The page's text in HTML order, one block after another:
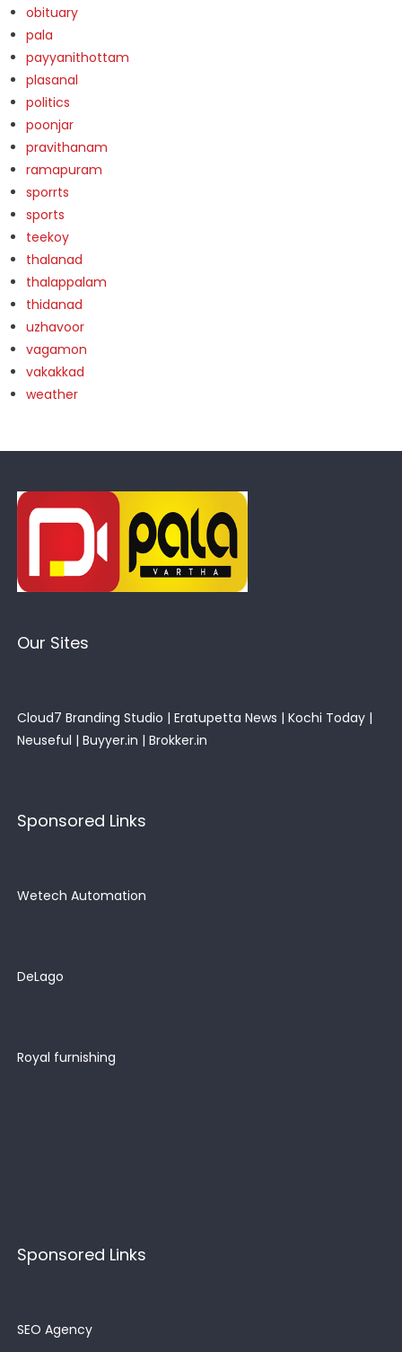
obituary
pala
payyanithottam
plasanal
politics
poonjar
pravithanam
ramapuram
sporrts
sports
teekoy
thalanad
thalappalam
thidanad
uzhavoor
vagamon
vakakkad
weather
Our Sites
Cloud7 Branding Studio | Eratupetta News | Kochi Today |
Neuseful | Buyyer.in | Brokker.in
Sponsored Links
Wetech Automation
DeLago
Royal furnishing
Sponsored Links
SEO Agency